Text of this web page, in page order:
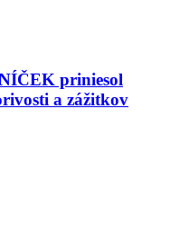
priniesol
a zážitkov